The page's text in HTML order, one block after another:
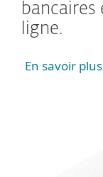
bancaires
ligne.
En savoir plus